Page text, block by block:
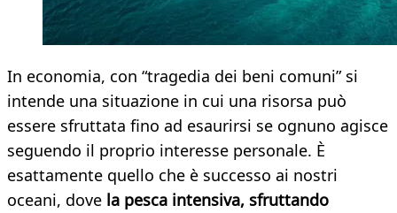
In economia, con “tragedia dei beni comuni” si
intende una situazione in cui una risorsa può
essere sfruttata fino ad esaurirsi se ognuno agisce
seguendo il proprio interesse personale. È
esattamente quello che è successo ai nostri
oceani, dove la pesca intensiva, sfruttando